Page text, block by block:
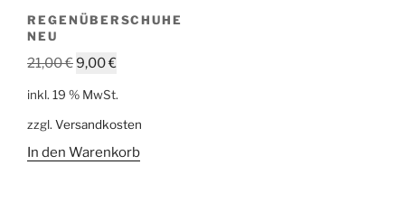
REGENÜBERSCHUHE
NEU
21,00€Ursprünglicher
21,00 €
9,00€Aktueller
9,00 €.
inkl. 19 % MwSt.
zzgl. Versandkosten
In den Warenkorb